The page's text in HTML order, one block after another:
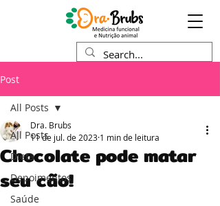
Post
All Posts
Dieta
Depoimentos
Saúde
All Posts
Chocolate pode matar
seu cão!
Dra. Brubs
11 de jul. de 2023 1 min de leitura